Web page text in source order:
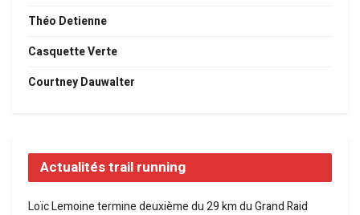
Théo Detienne
Casquette Verte
Courtney Dauwalter
Actualités trail running
Loïc Lemoine termine deuxième du 29 km du Grand Raid